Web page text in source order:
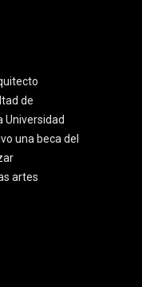
de
Universidad
una beca del
artes